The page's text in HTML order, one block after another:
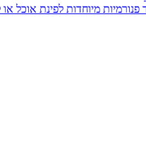
מיוחדות לפינת אוכל או